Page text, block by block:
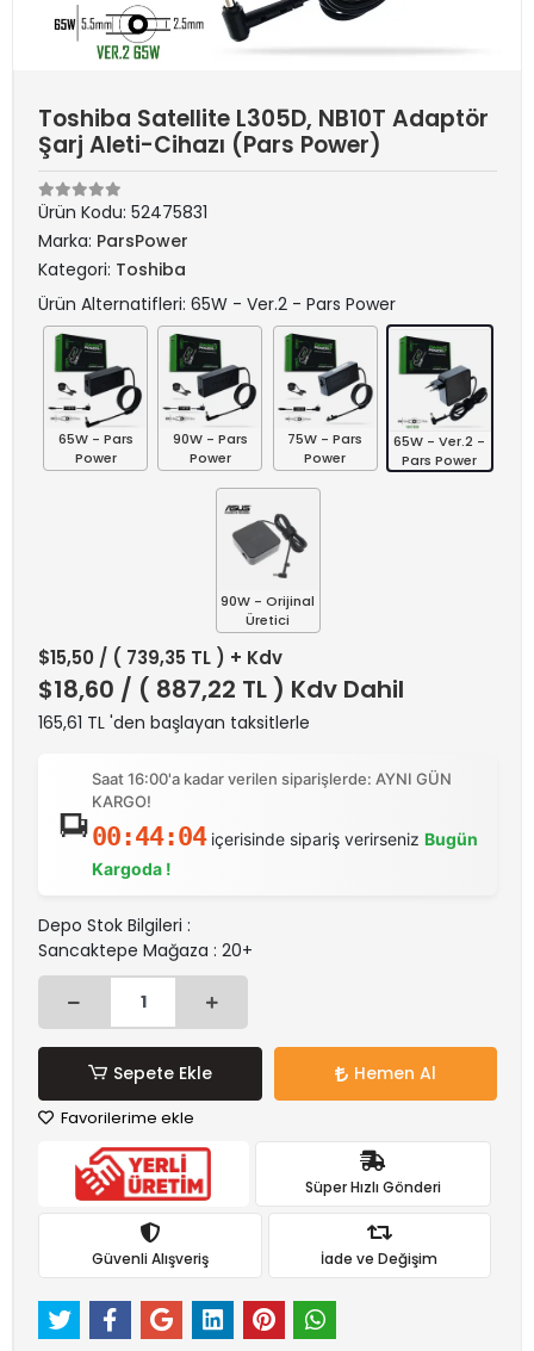
Toshiba Satellite L305D, NB10T Adaptör
Şarj Aleti-Cihazı (Pars Power)
Ürün Kodu: 52475831
Marka: ParsPower
Kategori: Toshiba
Ürün Alternatifleri: 65W - Ver.2 - Pars Power
65W - Pars
Power
90W - Pars
Power
75W - Pars
Power
65W - Ver.2 -
Pars Power
90W - Orijinal
Üretici
$15,50 / ( 739,35 TL ) + Kdv
$18,60 / ( 887,22 TL ) Kdv Dahil
165,61 TL 'den başlayan taksitlerle
Saat 16:00'a kadar verilen siparişlerde: AYNI GÜN
KARGO!
00:44:04içerisinde sipariş verirseniz Bugün
Kargoda !
Depo Stok Bilgileri :
Sancaktepe Mağaza : 20+
Sepete Ekle Hemen Al
Favorilerime ekle
Süper Hızlı Gönderi
Güvenli Alışveriş İade ve Değişim